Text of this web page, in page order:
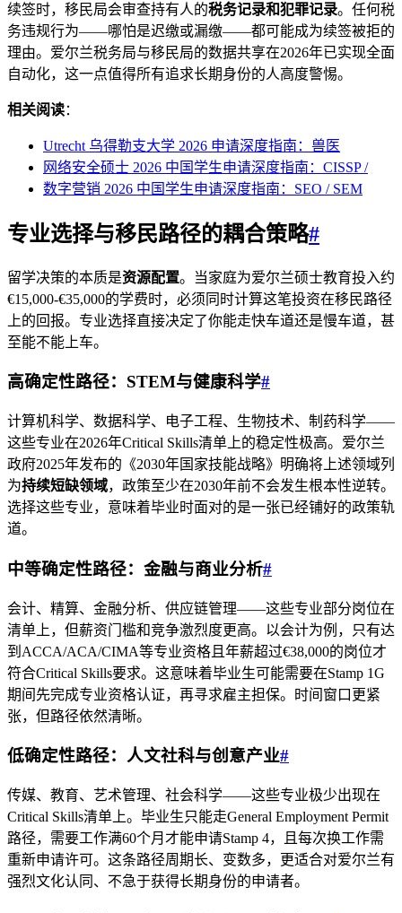
续签时，移民局会审查持有人的税务记录和犯罪记录。任何税
务违规行为——哪怕是迟缴或漏缴——都可能成为续签被拒的
理由。爱尔兰税务局与移民局的数据共享在2026年已实现全面
自动化，这一点值得所有追求长期身份的人高度警惕。
相关阅读：
Utrecht 乌得勒支大学 2026 申请深度指南：兽医
网络安全硕士 2026 中国学生申请深度指南：CISSP /
数字营销 2026 中国学生申请深度指南：SEO / SEM
专业选择与移民路径的耦合策略#
留学决策的本质是资源配置。当家庭为爱尔兰硕士教育投入约
€15,000-€35,000的学费时，必须同时计算这笔投资在移民路径
上的回报。专业选择直接决定了你能走快车道还是慢车道，甚
至能不能上车。
高确定性路径：STEM与健康科学#
计算机科学、数据科学、电子工程、生物技术、制药科学——
这些专业在2026年Critical Skills清单上的稳定性极高。爱尔兰
政府2025年发布的《2030年国家技能战略》明确将上述领域列
为持续短缺领域，政策至少在2030年前不会发生根本性逆转。
选择这些专业，意味着毕业时面对的是一张已经铺好的政策轨
道。
中等确定性路径：金融与商业分析#
会计、精算、金融分析、供应链管理——这些专业部分岗位在
清单上，但薪资门槛和竞争激烈度更高。以会计为例，只有达
到ACCA/ACA/CIMA等专业资格且年薪超过€38,000的岗位才
符合Critical Skills要求。这意味着毕业生可能需要在Stamp 1G
期间先完成专业资格认证，再寻求雇主担保。时间窗口更紧
张，但路径依然清晰。
低确定性路径：人文社科与创意产业#
传媒、教育、艺术管理、社会科学——这些专业极少出现在
Critical Skills清单上。毕业生只能走General Employment Permit
路径，需要工作满60个月才能申请Stamp 4，且每次换工作需
重新申请许可。这条路径周期长、变数多，更适合对爱尔兰有
强烈文化认同、不急于获得长期身份的申请者。